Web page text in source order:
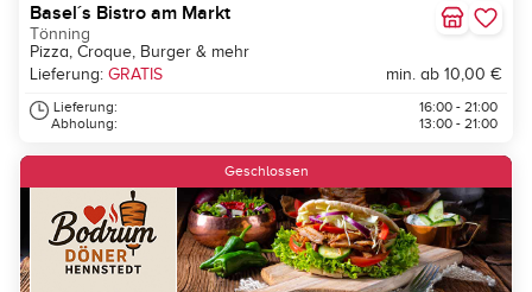
Basel´s Bistro am Markt
Tönning
Pizza, Croque, Burger & mehr
Lieferung: GRATIS min. ab 10,00 €
Lieferung:
Abholung:
16:00 - 21:00
13:00 - 21:00
Geschlossen